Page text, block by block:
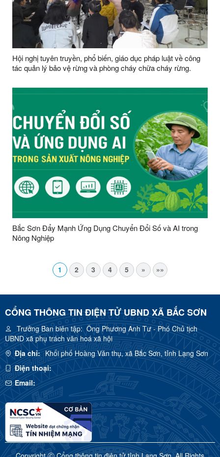
Hội nghị tuyên truyền, phổ biến, giáo dục pháp luật về công
tác quản lý bảo vệ rừng và phòng cháy chữa cháy rừng.
Bắc Sơn Đẩy Mạnh Ứng Dụng Chuyển Đổi Số và AI trong
Nông Nghiệp
1 2 3 4 5 » »»
CỔNG THÔNG TIN ĐIỆN TỬ UBND XÃ BẮC SƠN
Trưởng Ban biên tập:Ông Phương Anh Tư - Phó Chủ tịch
UBND xã phụ trách văn hoá xã hội
Địa chỉ: Khối phố Hoàng Văn thụ, xã Bắc Sơn, tỉnh Lạng Sơn
Điện thoại:
Email: